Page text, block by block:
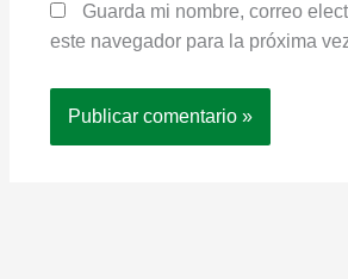
Guarda mi nombre, correo
este navegador para la próxima